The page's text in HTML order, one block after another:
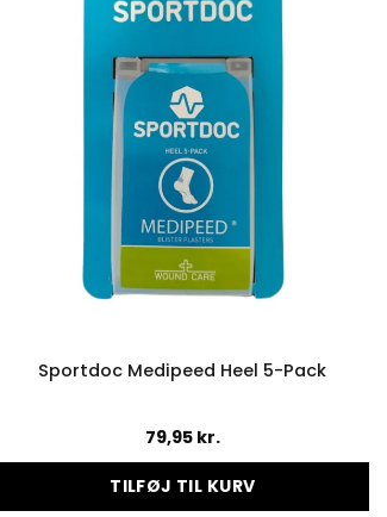
Sportdoc Medipeed Heel 5-Pack
79,95 kr.
TILFØJ TIL KURV